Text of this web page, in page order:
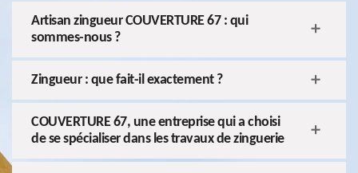
Artisan zingueur COUVERTURE 67 : qui
sommes-nous ?
Zingueur : que fait-il exactement ?
COUVERTURE 67, une entreprise qui a choisi
de se spécialiser dans les travaux de zinguerie